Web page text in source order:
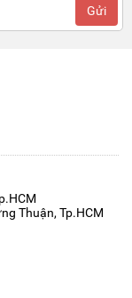
Gửi
Thuận, Tp.HCM